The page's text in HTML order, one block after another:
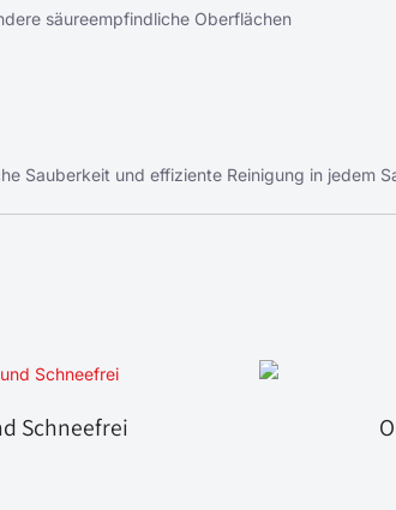
säureempfindliche Oberflächen
Sauberkeit und effiziente Reinigung in jedem
Schneefrei